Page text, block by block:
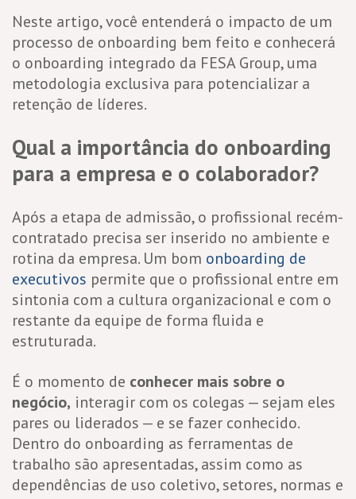
Neste artigo, você entenderá o impacto de um
processo de onboarding bem feito e conhecerá
o onboarding integrado da FESA Group, uma
metodologia exclusiva para potencializar a
retenção de líderes.
Qual a importância do onboarding
para a empresa e o colaborador?
Após a etapa de admissão, o profissional recém-
contratado precisa ser inserido no ambiente e
rotina da empresa. Um bom onboarding de
executivos permite que o profissional entre em
sintonia com a cultura organizacional e com o
restante da equipe de forma fluida e
estruturada.
É o momento de conhecer mais sobre o
negócio, interagir com os colegas — sejam eles
pares ou liderados — e se fazer conhecido.
Dentro do onboarding as ferramentas de
trabalho são apresentadas, assim como as
dependências de uso coletivo, setores, normas e